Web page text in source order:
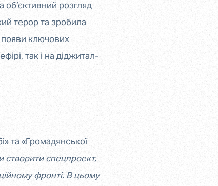
розгляд
терор та зробила
появи ключових
так і на діджитал-
та «Громадянської
створити спецпроект,
фронті. В цьому